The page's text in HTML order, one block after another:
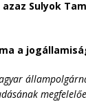
Sulyok
a